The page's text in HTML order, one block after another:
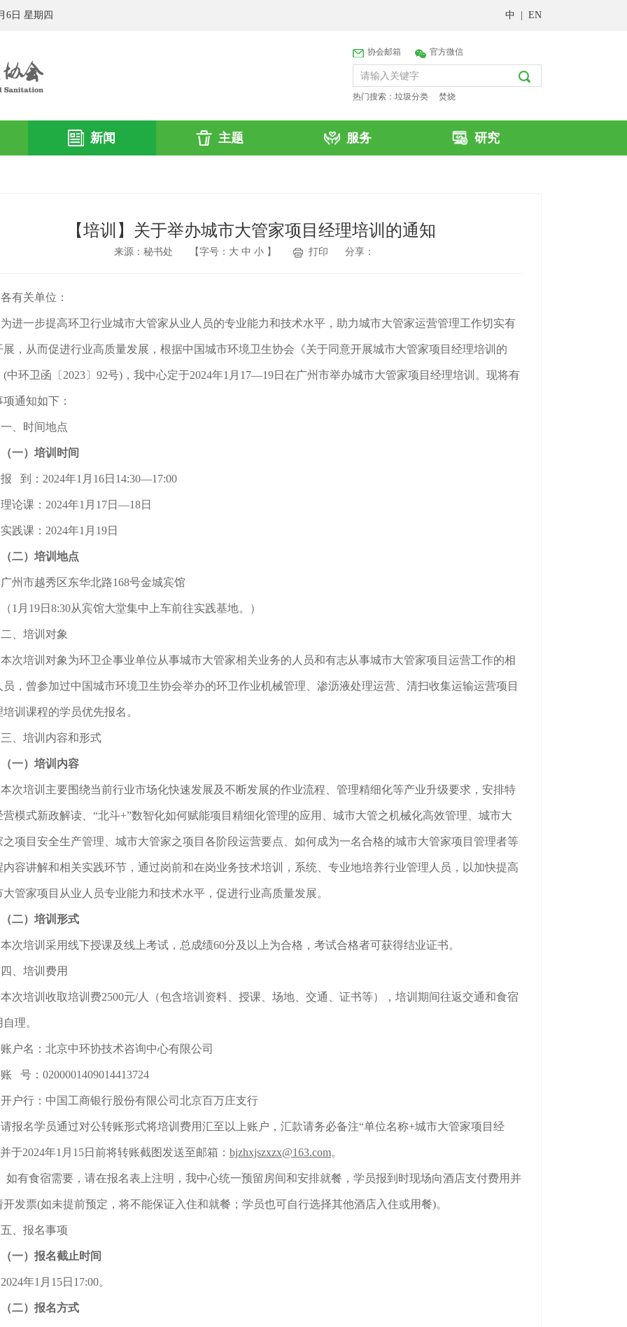
6日 星期四 中 EN
协会邮箱 官方微信
热门搜索： 垃圾分类 焚烧
新闻 主题 服务 研究
【培训】关于举办城市大管家项目经理培训的通知
来源：秘书处 【字号： 大 中 小 】 打印 分享：
各有关单位：
为进一步提高环卫行业城市大管家从业人员的专业能力和技术水平，助力城市大管家运营管理工作切实有
展，从而促进行业高质量发展，根据中国城市环境卫生协会《关于同意开展城市大管家项目经理培训的
(中环卫函〔2023〕92号)，我中心定于2024年1月17—19日在广州市举办城市大管家项目经理培训。现将有
项通知如下：
一、时间地点
（一）培训时间
报 到：2024年1月16日14:30—17:00
理论课：2024年1月17日—18日
实践课：2024年1月19日
（二）培训地点
广州市越秀区东华北路168号金城宾馆
（1月19日8:30从宾馆大堂集中上车前往实践基地。）
二、培训对象
本次培训对象为环卫企事业单位从事城市大管家相关业务的人员和有志从事城市大管家项目运营工作的相
员，曾参加过中国城市环境卫生协会举办的环卫作业机械管理、渗沥液处理运营、清扫收集运输运营项目
培训课程的学员优先报名。
三、培训内容和形式
（一） 培训内容
本次培训主要围绕当前行业市场化快速发展及不断发展的作业流程、管理精细化等产业升级要求，安排特
营模式新政解读、“北斗+”数智化如何赋能项目精细化管理的应用、城市大管之机械化高效管理、城市大
之项目安全生产管理、城市大管家之项目各阶段运营要点、如何成为一名合格的城市大管家项目管理者等
内容讲解和相关实践环节，通过岗前和在岗业务技术培训，系统、专业地培养行业管理人员，以加快提高
大管家项目从业人员专业能力和技术水平，促进行业高质量发展。
（二） 培训形式
本次培训采用线下授课及线上考试，总成绩60分及以上为合格，考试合格者可获得结业证书。
四、培训费用
本次培训收取培训费2500元/人（包含培训资料、授课、场地、交通、证书等），培训期间往返交通和食宿
理。
账户名：北京中环协技术咨询中心有限公司
账 号：0200001409014413724
开户行：中国工商银行股份有限公司北京百万庄支行
请报名学员通过对公转账形式将培训费用汇至以上账户，汇款请务必备注“单位名称+城市大管家项目经
于2024年1月15日前将转账截图发送至邮箱： bjzhxjszxzx@163.com。
如有食宿需要，请在报名表上注明，我中心统一预留房间和安排就餐，学员报到时现场向酒店支付费用并
开发票(如未提前预定，将不能保证入住和就餐；学员也可自行选择其他酒店入住或用餐)。
五、报名事项
（一） 报名截止 时间
2024年1月15日17:00。
（二）报名方式